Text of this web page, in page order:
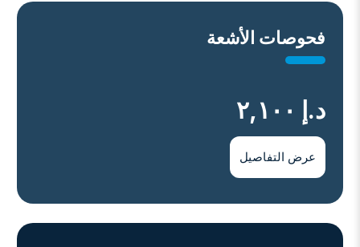
فحوصات الأشعة
د.إ ٢,١٠٠
عرض التفاصيل